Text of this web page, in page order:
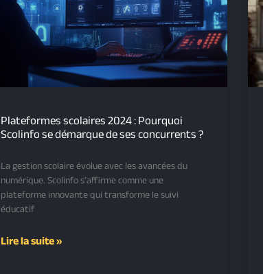
Plateformes scolaires 2024 : Pourquoi
Scolinfo se démarque de ses concurrents ?
La gestion scolaire évolue avec les avancées du
numérique. Scolinfo s'affirme comme une
plateforme innovante qui transforme le suivi
éducatif
Lire la suite »